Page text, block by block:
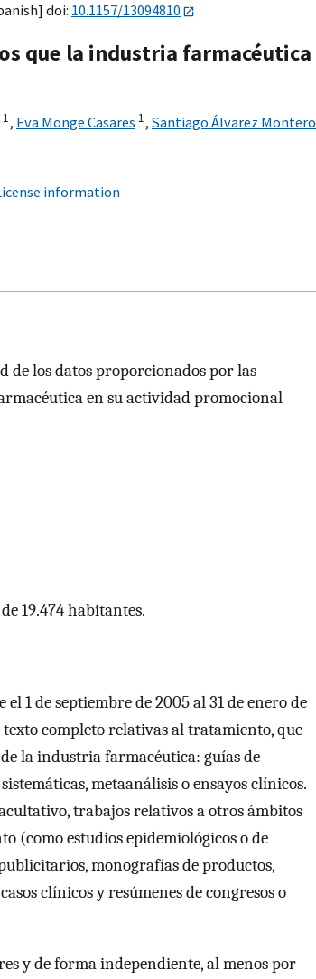
doi: 10.1157/13094810
que la industria farmacéutica
1, Eva Monge Casares 1, Santiago Álvarez Montero
information
de los datos proporcionados por las
en su actividad promocional
19.474 habitantes.
1 de septiembre de 2005 al 31 de enero de
completo relativas al tratamiento, que
la industria farmacéutica: guías de
metaanálisis o ensayos clínicos.
trabajos relativos a otros ámbitos
(como estudios epidemiológicos o de
monografías de productos,
clínicos y resúmenes de congresos o
y de forma independiente, al menos por